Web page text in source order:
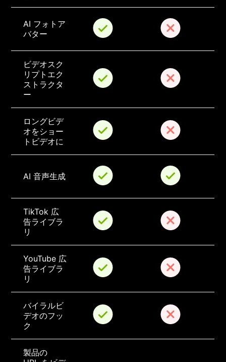
AI フォトア
バター
ビデオスク
リプトエク
ストラクタ
ー
ロングビデ
オをショー
トビデオに
AI 音声生成
TikTok 広
告ライブラ
リ
YouTube 広
告ライブラ
リ
バイラルビ
デオのフッ
ク
製品の